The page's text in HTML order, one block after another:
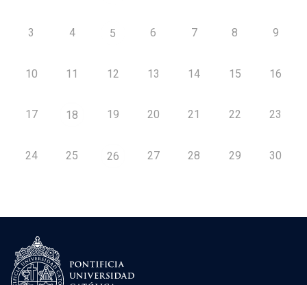
3 4 5 6 7 8 9
10 11 12 13 14 15 16
17 18 19 20 21 22 23
24 25 26 27 28 29 30